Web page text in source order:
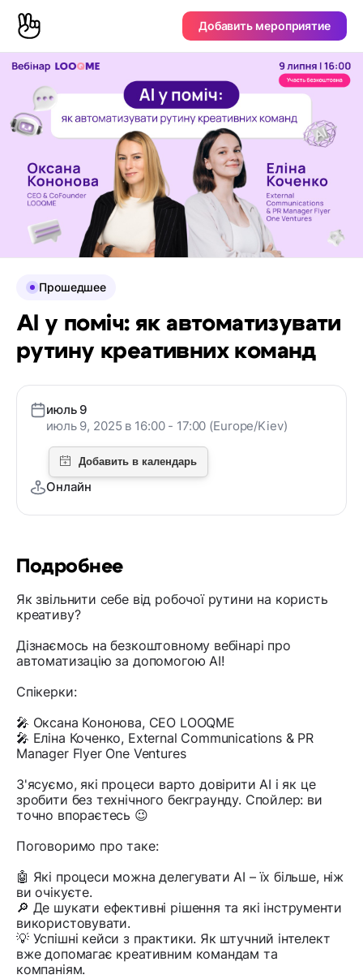
Добавить мероприятие
Подробнее
Як звільнити себе від робочої рутини на користь
креативу?
Дізнаємось на безкоштовному вебінарі про
автоматизацію за допомогою АІ!
Спікерки:
🎤 Оксана Кононова, CEO LOOQME
🎤 Еліна Коченко, External Communications & PR
Manager Flyer One Ventures
З'ясуємо, які процеси варто довірити AI і як це
зробити без технічного бекграунду. Спойлер: ви
точно впораєтесь 😉
Поговоримо про таке:
🤖 Які процеси можна делегувати AI – їх більше, ніж
ви очікуєте.
🔎 Де шукати ефективні рішення та які інструменти
використовувати.
💡 Успішні кейси з практики. Як штучний інтелект
вже допомагає креативним командам та
компаніям.
Прошедшее
AI у поміч: як автоматизувати
рутину креативних команд
июль 9
июль 9, 2025 в 16:00 - 17:00 (Europe/Kiev)
Онлайн